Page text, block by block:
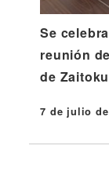
Se
reunión
de
Publicado
7 de julio de